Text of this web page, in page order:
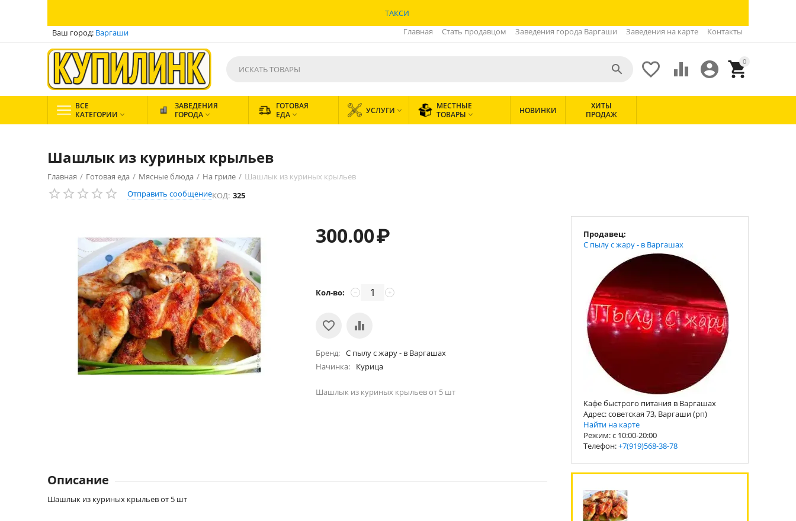
ТАКСИ
Ваш город: Варгаши Главная Стать продавцом Заведения города Варгаши Заведения на карте Контакты
0


 

ВСЕ
КАТЕГОРИИ 
ЗАВЕДЕНИЯ
ГОРОДА 
ГОТОВАЯ
ЕДА  УСЛУГИ 
МЕСТНЫЕ
ТОВАРЫ  НОВИНКИ
ХИТЫ
ПРОДАЖ
Шашлык из куриных крыльев
Главная / Готовая еда / Мясные блюда / На гриле / Шашлык из куриных крыльев
Отправить сообщениеКОД: 325
300.00₽
Кол-во: +
−
Бренд
С пылу с жару - в Варгашах
Начинка
Курица
Шашлык из куриных крыльев от 5 шт
Продавец:
С пылу с жару - в Варгашах
Кафе быстрого питания в Варгашах
Адрес: советская 73, Варгаши (рп)
Найти на карте
Режим: с 10:00-20:00
Телефон:+7(919)568-38-78
Описание
Шашлык из куриных крыльев от 5 шт